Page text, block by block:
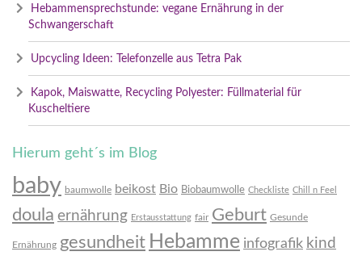
Hebammensprechstunde: vegane Ernährung in der
Schwangerschaft
Upcycling Ideen: Telefonzelle aus Tetra Pak
Kapok, Maiswatte, Recycling Polyester: Füllmaterial für
Kuscheltiere
Hierum geht´s im Blog
baby baumwolle beikost Bio Biobaumwolle Checkliste Chill n Feel
doula ernährung Erstausstattung fair Geburt Gesunde
Ernährung gesundheit Hebamme infografik kind